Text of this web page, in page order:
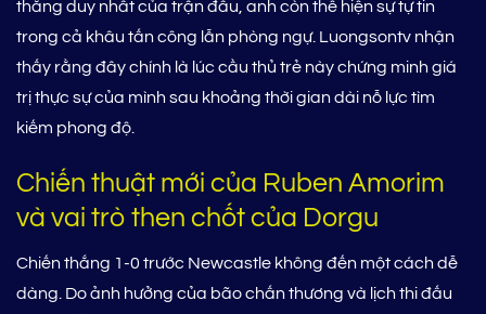
thắng duy nhất của trận đấu, anh còn thể hiện sự tự tin
trong cả khâu tấn công lẫn phòng ngự. Luongsontv nhận
thấy rằng đây chính là lúc cầu thủ trẻ này chứng minh giá
trị thực sự của mình sau khoảng thời gian dài nỗ lực tìm
kiếm phong độ.
Chiến thuật mới của Ruben Amorim
và vai trò then chốt của Dorgu
Chiến thắng 1-0 trước Newcastle không đến một cách dễ
dàng. Do ảnh hưởng của bão chấn thương và lịch thi đấu